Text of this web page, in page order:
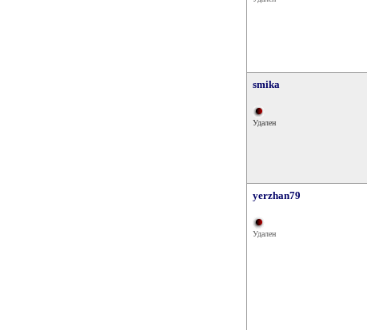
smika
Удален
yerzhan79
Удален